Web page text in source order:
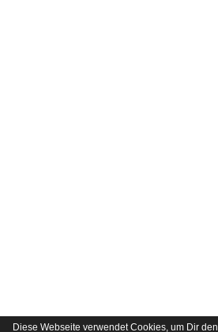
Diese Webseite verwendet Cookies, um Dir den